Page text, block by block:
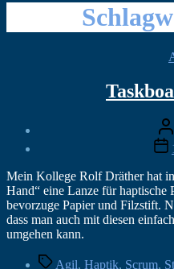
Mein Kollege Rolf Dräther hat
Hand“ eine Lanze für haptische
bevorzuge Papier und Filzstift.
dass man auch mit diesen
umgehen kann.
Schlagwörter
Agil, Haptik, Scrum,